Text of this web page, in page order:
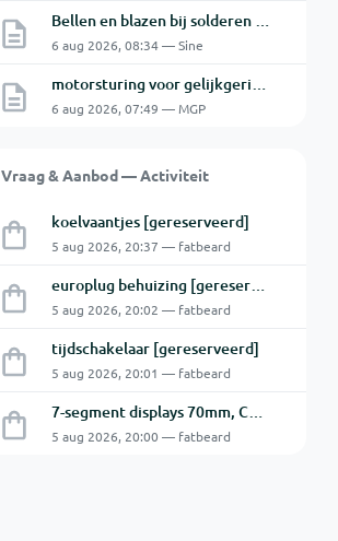
Bellen en blazen bij solderen van Chinese PCBs
6 aug 2026, 08:34 — Sine
motorsturing voor gelijkgerichte 230V DC motor
6 aug 2026, 07:49 — MGP
Vraag & Aanbod — Activiteit
koelvaantjes [gereserveerd]
5 aug 2026, 20:37 — fatbeard
europlug behuizing [gereserveerd]
5 aug 2026, 20:02 — fatbeard
tijdschakelaar [gereserveerd]
5 aug 2026, 20:01 — fatbeard
7-segment displays 70mm, CA [gereserveerd]
5 aug 2026, 20:00 — fatbeard